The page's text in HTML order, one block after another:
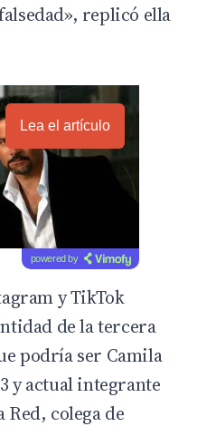
replicó ella
Lea el artículo
powered by
y TikTok
de la tercera
podría ser Camila
y actual integrante
Red, colega de